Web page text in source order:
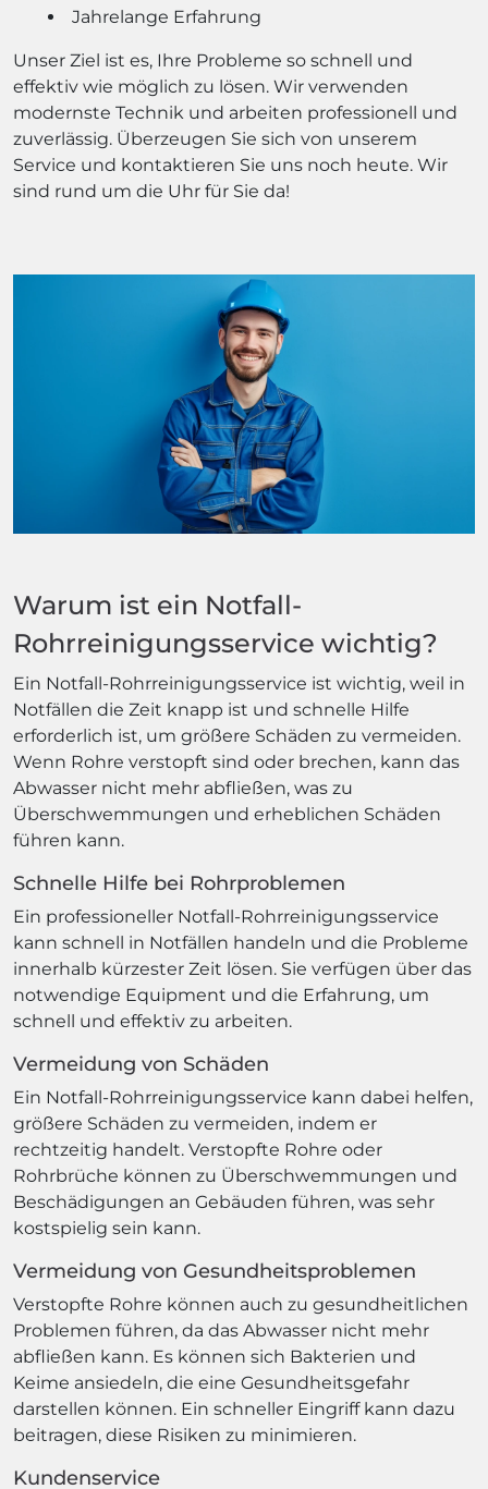
Jahrelange Erfahrung
Unser Ziel ist es, Ihre Probleme so schnell und
effektiv wie möglich zu lösen. Wir verwenden
modernste Technik und arbeiten professionell und
zuverlässig. Überzeugen Sie sich von unserem
Service und kontaktieren Sie uns noch heute. Wir
sind rund um die Uhr für Sie da!
Warum ist ein Notfall-
Rohrreinigungsservice wichtig?
Ein Notfall-Rohrreinigungsservice ist wichtig, weil in
Notfällen die Zeit knapp ist und schnelle Hilfe
erforderlich ist, um größere Schäden zu vermeiden.
Wenn Rohre verstopft sind oder brechen, kann das
Abwasser nicht mehr abfließen, was zu
Überschwemmungen und erheblichen Schäden
führen kann.
Schnelle Hilfe bei Rohrproblemen
Ein professioneller Notfall-Rohrreinigungsservice
kann schnell in Notfällen handeln und die Probleme
innerhalb kürzester Zeit lösen. Sie verfügen über das
notwendige Equipment und die Erfahrung, um
schnell und effektiv zu arbeiten.
Vermeidung von Schäden
Ein Notfall-Rohrreinigungsservice kann dabei helfen,
größere Schäden zu vermeiden, indem er
rechtzeitig handelt. Verstopfte Rohre oder
Rohrbrüche können zu Überschwemmungen und
Beschädigungen an Gebäuden führen, was sehr
kostspielig sein kann.
Vermeidung von Gesundheitsproblemen
Verstopfte Rohre können auch zu gesundheitlichen
Problemen führen, da das Abwasser nicht mehr
abfließen kann. Es können sich Bakterien und
Keime ansiedeln, die eine Gesundheitsgefahr
darstellen können. Ein schneller Eingriff kann dazu
beitragen, diese Risiken zu minimieren.
Kundenservice